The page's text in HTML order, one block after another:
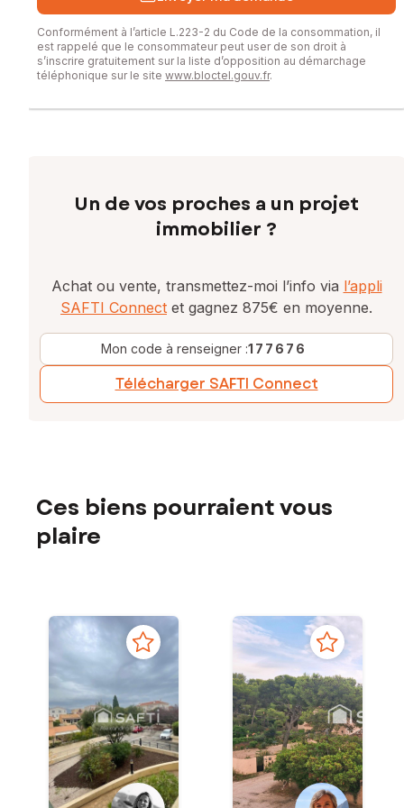
Conformément à l’article L.223-2 du Code de la consommation, il
est rappelé que le consommateur peut user de son droit à
s’inscrire gratuitement sur la liste d’opposition au démarchage
téléphonique sur le site www.bloctel.gouv.fr.
Un de vos proches a un projet
immobilier ?
Achat ou vente, transmettez-moi l’info via l’appli
SAFTI Connect et gagnez 875€ en moyenne.
Mon code à renseigner :177676
Télécharger SAFTI Connect
Ces biens pourraient vous
plaire